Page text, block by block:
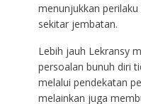
menunjukkan
sekitar jembatan.
Lebih jauh Lekransy
persoalan bunuh diri
melalui pendekatan
melainkan juga